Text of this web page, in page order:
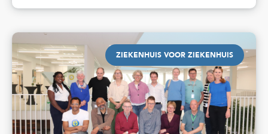
ZIEKENHUIS VOOR ZIEKENHUIS